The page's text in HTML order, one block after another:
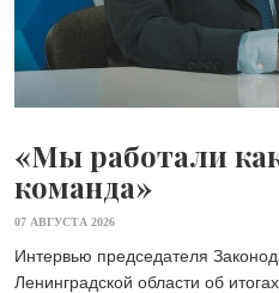
«Мы работали
команда»
07 АВГУСТА 2026
Интервью председателя
Ленинградской области об